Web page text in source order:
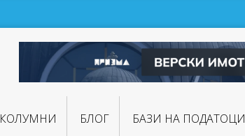
КОЛУМНИ БЛОГ БАЗИ НА ПОДАТОЦИ